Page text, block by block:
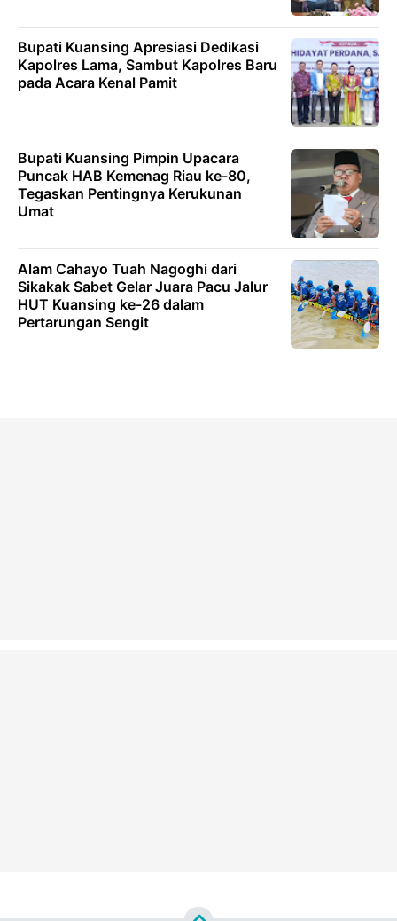
Bupati Kuansing Apresiasi Dedikasi
Kapolres Lama, Sambut Kapolres Baru
pada Acara Kenal Pamit
Bupati Kuansing Pimpin Upacara
Puncak HAB Kemenag Riau ke-80,
Tegaskan Pentingnya Kerukunan
Umat
Alam Cahayo Tuah Nagoghi dari
Sikakak Sabet Gelar Juara Pacu Jalur
HUT Kuansing ke-26 dalam
Pertarungan Sengit